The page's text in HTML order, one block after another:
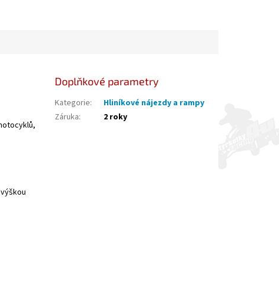
Doplňkové parametry
Kategorie:
Hliníkové nájezdy a rampy
Záruka: 2 roky